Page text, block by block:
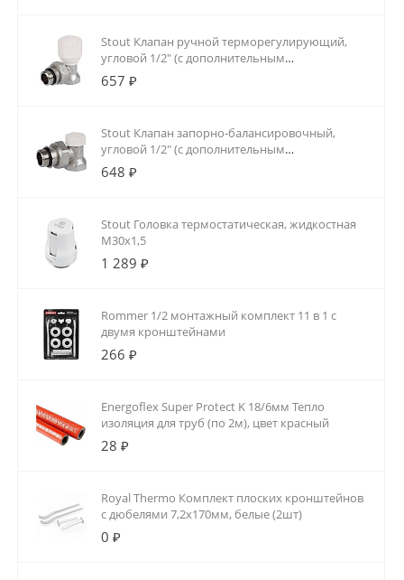
Stout Клапан ручной терморегулирующий,
угловой 1/2" (с дополнительным
уплотнением)
657 ₽
Stout Клапан запорно-балансировочный,
угловой 1/2" (с дополнительным
уплотнением)
648 ₽
Stout Головка термостатическая, жидкостная
M30x1,5
1 289 ₽
Rommer 1/2 монтажный комплект 11 в 1 с
двумя кронштейнами
266 ₽
Energoflex Super Protect K 18/6мм Тепло
изоляция для труб (по 2м), цвет красный
28 ₽
Royal Thermo Комплект плоских кронштейнов
с дюбелями 7,2х170мм, белые (2шт)
0 ₽